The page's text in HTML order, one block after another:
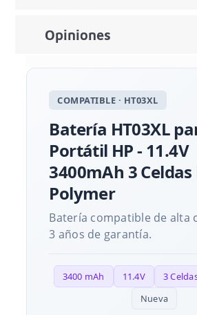
Opiniones
COMPATIBLE · HT03XL
Batería HT03XL
Portátil HP - 11.4V
3400mAh 3 Celdas
Polymer
Batería compatible de alta
3 años de garantía.
3400 mAh 11.4V
3
Nueva